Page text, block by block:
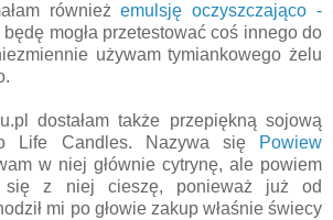
równieżemulsję oczyszczająco -
będę mogła przetestować coś innego do
używam tymiankowego żelu
dostałam także przepiękną sojową
Life Candles. Nazywa się
Powiew
w niej głównie cytrynę, ale powiem
się z niej cieszę, ponieważ już od
mi po głowie zakup właśnie świecy